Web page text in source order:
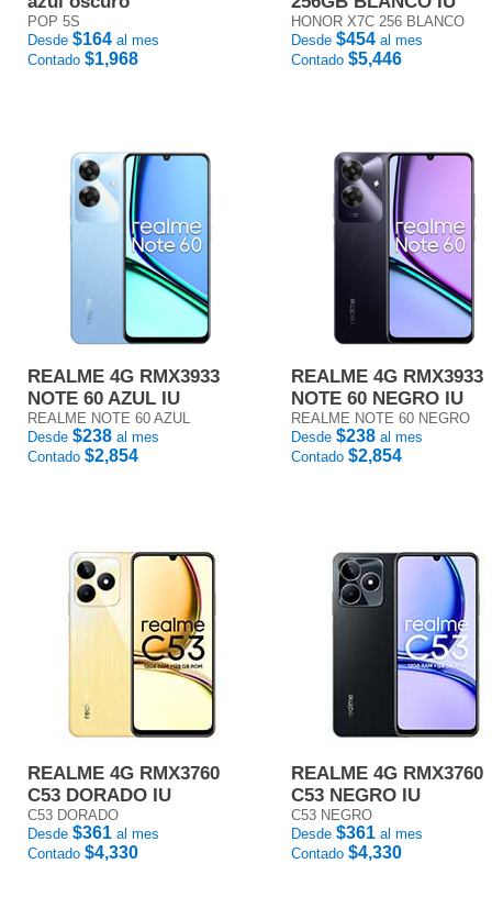
POP 5S
Desde $164 al mes
Contado $1,968
HONOR X7C 256 BLANCO
Desde $454 al mes
Contado $5,446
REALME 4G RMX3933
NOTE 60 AZUL IU
REALME NOTE 60 AZUL
Desde $238 al mes
Contado $2,854
REALME 4G RMX3933
NOTE 60 NEGRO IU
REALME NOTE 60 NEGRO
Desde $238 al mes
Contado $2,854
REALME 4G RMX3760
C53 DORADO IU
C53 DORADO
Desde $361 al mes
Contado $4,330
REALME 4G RMX3760
C53 NEGRO IU
C53 NEGRO
Desde $361 al mes
Contado $4,330